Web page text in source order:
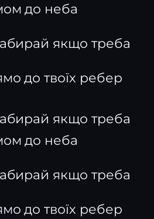
до неба
якщо треба
до твоїх ребер
якщо треба
до неба
якщо треба
до твоїх ребер